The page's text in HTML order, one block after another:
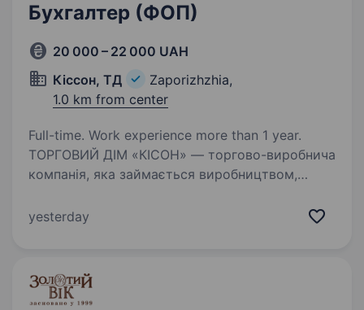
Бухгалтер (ФОП)
20 000 – 22 000 UAH
Кіссон, ТД
Zaporizhzhia,
1.0 km from center
Full-time. Work experience more than 1 year.
ТОРГОВИЙ ДІМ «КІСОН» — торгово-виробнича
компанія, яка займається виробництвом,
аграрного ринку України та світу. МИ —
yesterday